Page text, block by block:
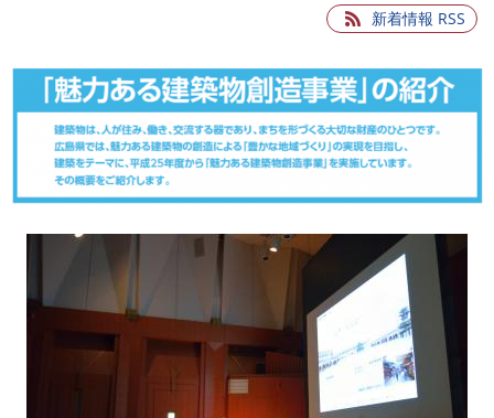
新着情報 RSS